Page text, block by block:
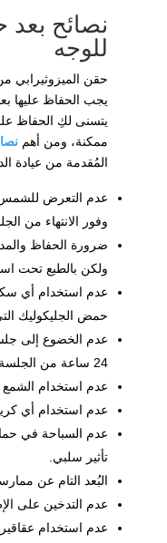
نصائح بعد
للوجه
حقن الميزوثيرابي
يجب الحفاظ عليها
يتسنى لكِ الحفاظ
ممكنة، ومن أهم
المُقدمة من عيادة
عدم التعرض
وفور الانتهاء من
ضرورة الحفاظ
ولكن بالطبع تحت
عدم استخدام أي
حمض الجليكوليك
عدم الخضوع إلى
24 ساعة من الجلسة.
عدم استخدام الشمع
عدم استخدام أي
عدم السباحة في
تأثير سلبي.
البُعد التام عن
عدم التدخين على
عدم استخدام